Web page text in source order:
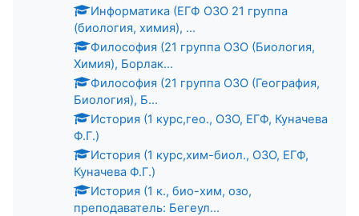
Информатика (ЕГФ ОЗО 21 группа
(биология, химия), ...
Философия (21 группа ОЗО (Биология,
Химия), Борлак...
Философия (21 группа ОЗО (География,
Биология), Б...
История (1 курс,гео., ОЗО, ЕГФ, Куначева
Ф.Г.)
История (1 курс,хим-биол., ОЗО, ЕГФ,
Куначева Ф.Г.)
История (1 к., био-хим, озо,
преподаватель: Бегеул...